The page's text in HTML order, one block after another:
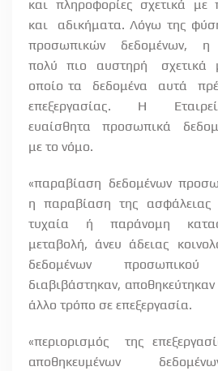
και πληροφορίες σχετικά με
και
αδικήματα. Λόγω της
προσωπικών
δεδομένων, η
πολύ
πιο αυστηρή σχετικά
οποίο τα
δεδομένα αυτά
επεξεργασίας.
Η
ευαίσθητα
προσωπικά
με το νόμο.
«παραβίαση δεδομένων
η παραβίαση της ασφάλειας
τυχαία
ή παράνομη
μεταβολή, άνευ άδειας
δεδομένων
προσωπικού
διαβιβάστηκαν,
άλλο τρόπο σε επεξεργασία.
«περιορισμός
της
αποθηκευμένων